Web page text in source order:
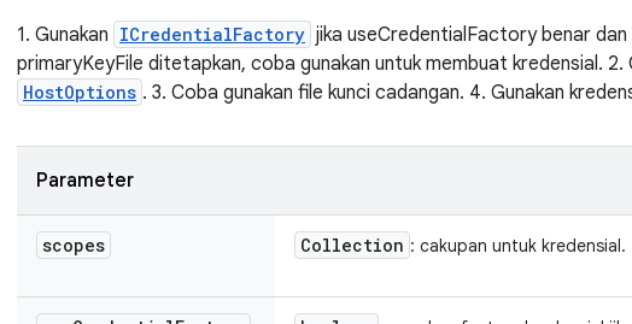
1. Gunakan ICredentialFactory jika useCredentialFactory benar dan
primaryKeyFile ditetapkan, coba gunakan untuk membuat kredensial.
HostOptions . 3. Coba gunakan file kunci cadangan. 4. Gunakan
Parameter
scopes Collection : cakupan untuk kredensial.